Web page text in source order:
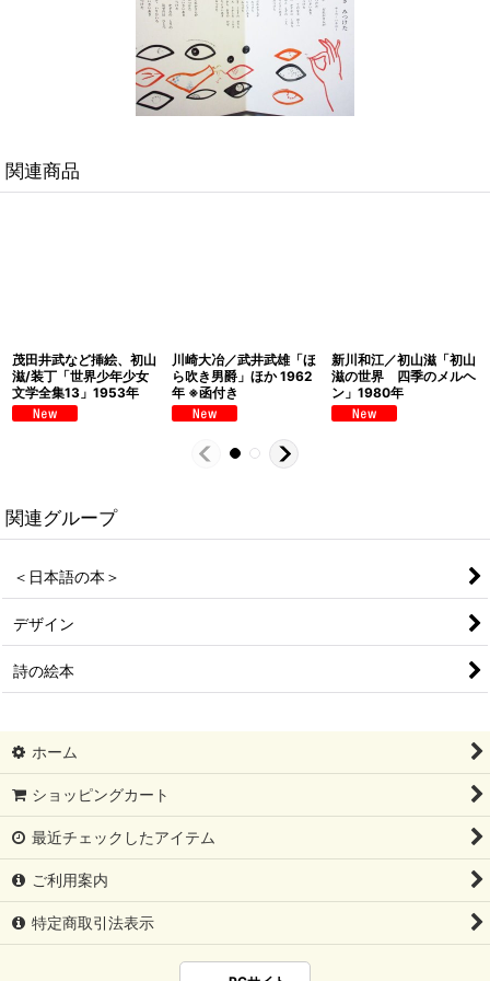
関連商品
茂田井武など挿絵、初山
滋/装丁「世界少年少女
文学全集13」1953年
川崎大冶／武井武雄「ほ
ら吹き男爵」ほか 1962
年 ※函付き
新川和江／初山滋「初山
滋の世界 四季のメルヘ
ン」1980年
関連グループ
＜日本語の本＞
デザイン
詩の絵本
ホーム
ショッピングカート
最近チェックしたアイテム
ご利用案内
特定商取引法表示